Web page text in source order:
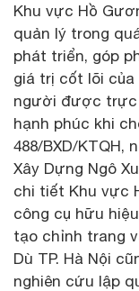
Khu vực Hồ
quản lý trong
phát triển, góp
giá trị cốt lõi của
người được trực
hạnh phúc khi
488/BXD/KTQH,
Xây Dựng Ngô
chi tiết Khu vực
công cụ hữu
tạo chỉnh trang
Dù TP. Hà Nội
nghiên cứu lập